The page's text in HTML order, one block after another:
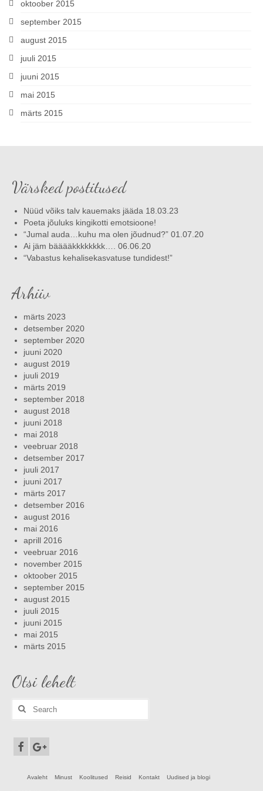
oktoober 2015
september 2015
august 2015
juuli 2015
juuni 2015
mai 2015
märts 2015
Värsked postitused
Nüüd võiks talv kauemaks jääda 18.03.23
Poeta jõuluks kingikotti emotsioone!
“Jumal auda…kuhu ma olen jõudnud?” 01.07.20
Ai jäm bääääkkkkkkkk…. 06.06.20
“Vabastus kehalisekasvatuse tundidest!”
Arhiiv
märts 2023
detsember 2020
september 2020
juuni 2020
august 2019
juuli 2019
märts 2019
september 2018
august 2018
juuni 2018
mai 2018
veebruar 2018
detsember 2017
juuli 2017
juuni 2017
märts 2017
detsember 2016
august 2016
mai 2016
aprill 2016
veebruar 2016
november 2015
oktoober 2015
september 2015
august 2015
juuli 2015
juuni 2015
mai 2015
märts 2015
Otsi lehelt
Search
Avaleht Minust Koolitused Reisid Kontakt Uudised ja blogi